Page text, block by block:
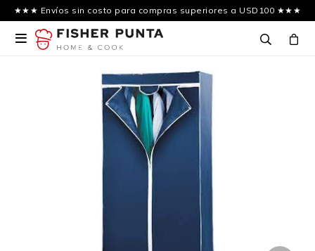
★★★ Envíos sin costo para compras superiores a USD100 ★★★
